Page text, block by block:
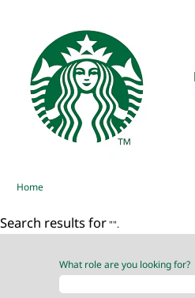
Home
Search results for "".
What role are you looking for?